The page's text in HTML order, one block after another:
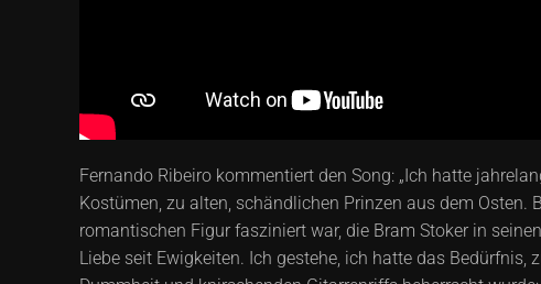
Fernando Ribeiro kommentiert den Song: „Ich hatte
Kostümen, zu alten, schändlichen Prinzen aus dem
romantischen Figur fasziniert war, die Bram Stoker in
Liebe seit Ewigkeiten. Ich gestehe, ich hatte das